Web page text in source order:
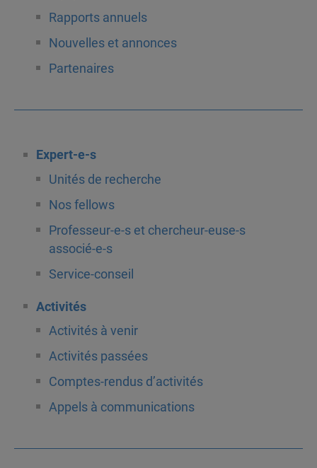
Rapports annuels
Nouvelles et annonces
Partenaires
Expert-e-s
Unités de recherche
Nos fellows
Professeur-e-s et chercheur-euse-s
associé-e-s
Service-conseil
Activités
Activités à venir
Activités passées
Comptes-rendus d’activités
Appels à communications